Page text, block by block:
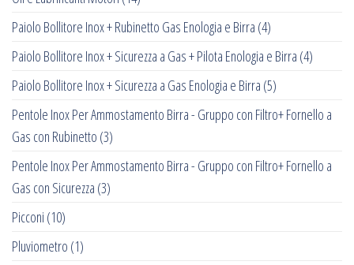
Paiolo Bollitore Inox + Rubinetto Gas Enologia e Birra (4)
Paiolo Bollitore Inox + Sicurezza a Gas + Pilota Enologia e Birra (4)
Paiolo Bollitore Inox + Sicurezza a Gas Enologia e Birra (5)
Pentole Inox Per Ammostamento Birra - Gruppo con Filtro+ Fornello a
Gas con Rubinetto (3)
Pentole Inox Per Ammostamento Birra - Gruppo con Filtro+ Fornello a
Gas con Sicurezza (3)
Picconi (10)
Pluviometro (1)